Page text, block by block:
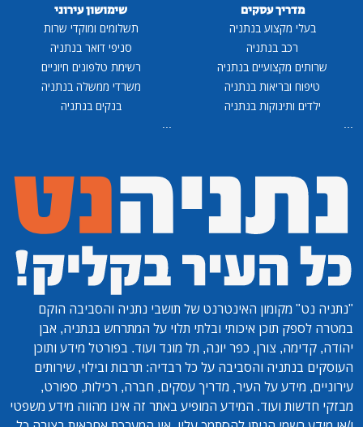
מדריך עסקים
בעלי מקצוע בנתניה
רכב בנתניה
שרותים מקצועיים בנתניה
טיפוח ובריאות בנתניה
ילדים ותינוקות בנתניה
...
שימושון עירוני
תשלומים ומוקדי שרות
סניפי דואר בנתניה
רשימת טלפונים חיוניים
משרדי ממשלה בנתניה
בנקים בנתניה
...
"נתניה נט" מקומון האינטרנט של תושבי נתניה והסביבה הוקם
במטרה לספק תוכן איכותי ובלתי תלוי על המתרחש בנתניה, אבן
יהודה, קדימה, צורן, כפר יונה, תל מונד ועוד. בפורטל מידע ותוכן
העוסקים בנתניה והסביבה על כל רבדיה: תרבות ובילוי, שירותים
עירוניים, מידע על העיר, מדריך עסקים, חברה, רכילות, ספורט,
מבזקי חדשות ועוד. המידע המופיע באתר זה אינו מהווה מידע משפטי